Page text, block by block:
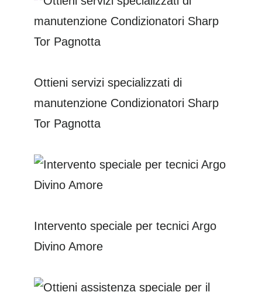
Ottieni servizi specializzati di
manutenzione Condizionatori Sharp
Tor Pagnotta
Intervento speciale per tecnici Argo
Divino Amore